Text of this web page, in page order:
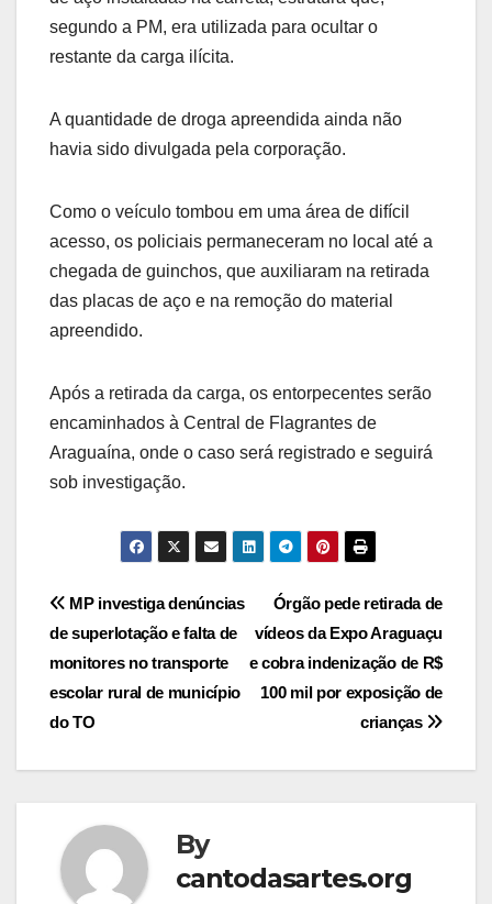
segundo a PM, era utilizada para ocultar o
restante da carga ilícita.
A quantidade de droga apreendida ainda não
havia sido divulgada pela corporação.
Como o veículo tombou em uma área de difícil
acesso, os policiais permaneceram no local até a
chegada de guinchos, que auxiliaram na retirada
das placas de aço e na remoção do material
apreendido.
Após a retirada da carga, os entorpecentes serão
encaminhados à Central de Flagrantes de
Araguaína, onde o caso será registrado e seguirá
sob investigação.
Post
navigation
Órgão pede retirada de
vídeos da Expo Araguaçu
e cobra indenização de R$
100 mil por exposição de
crianças
MP investiga denúncias
de superlotação e falta de
monitores no transporte
escolar rural de município
do TO
By
cantodasartes.org